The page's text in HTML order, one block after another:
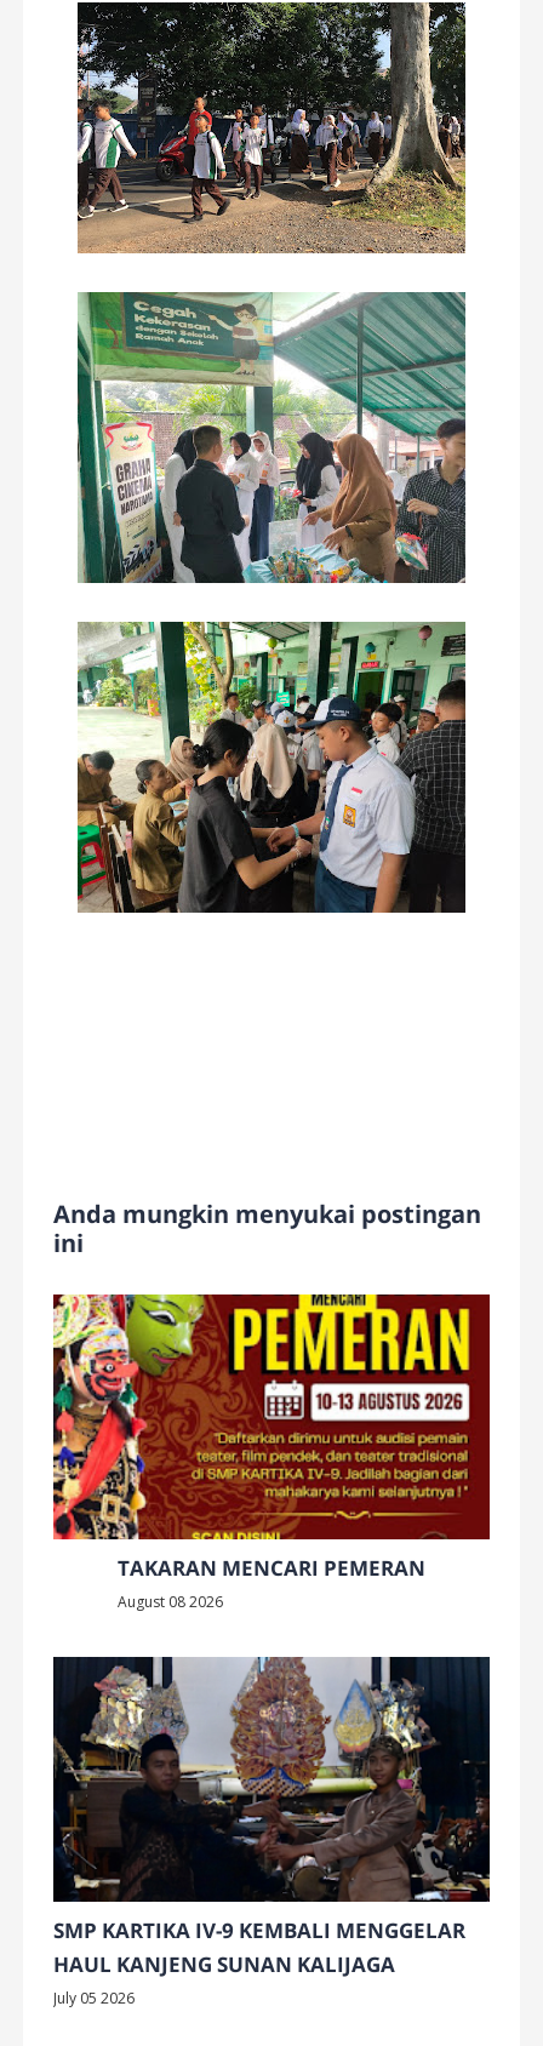
Anda mungkin menyukai postingan
ini
TAKARAN MENCARI PEMERAN
August 08 2026
SMP KARTIKA IV-9 KEMBALI MENGGELAR
HAUL KANJENG SUNAN KALIJAGA
July 05 2026